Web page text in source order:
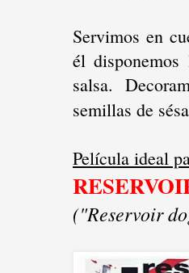
Servimos en
él
salsa.
semillas de
Película ideal
("Reservoir